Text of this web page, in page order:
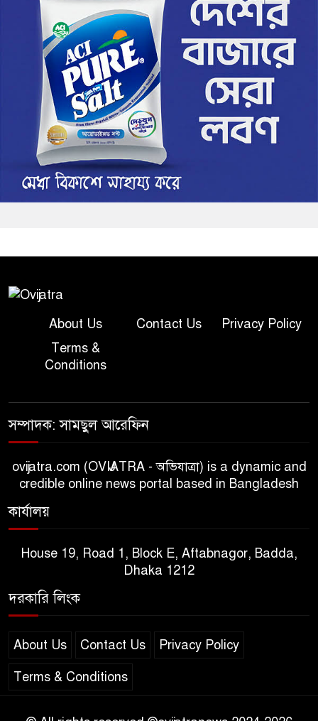
About Us Contact Us
Privacy Policy
Terms &
Conditions
সম্পাদক: সামছুল আরেফিন
ovijatra.com (OVIJATRA - অভিযাত্রা) is a dynamic and
credible online news portal based in Bangladesh
কার্যালয়
House 19, Road 1, Block E, Aftabnagor, Badda,
Dhaka 1212
দরকারি লিংক
About Us Contact Us Privacy Policy
Terms & Conditions